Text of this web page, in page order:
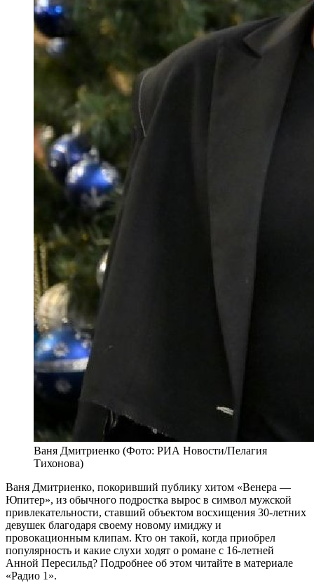
Ваня Дмитриенко (Фото: РИА Новости/Пелагия
Тихонова)
Ваня Дмитриенко, покоривший публику хитом «Венера —
Юпитер», из обычного подростка вырос в символ мужской
привлекательности, ставший объектом восхищения 30-летних
девушек благодаря своему новому имиджу и
провокационным клипам. Кто он такой, когда приобрел
популярность и какие слухи ходят о романе с 16-летней
Анной Пересильд? Подробнее об этом читайте в материале
«Радио 1».